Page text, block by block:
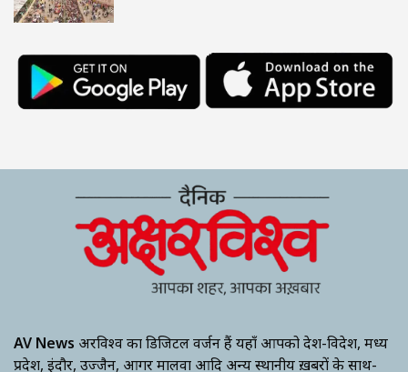
AV News अक्षरविश्व का डिजिटल वर्जन हैं यहाँ आपको देश-विदेश, मध्य
प्रदेश, इंदौर, उज्जैन, आगर मालवा आदि अन्य स्थानीय ख़बरों के साथ-